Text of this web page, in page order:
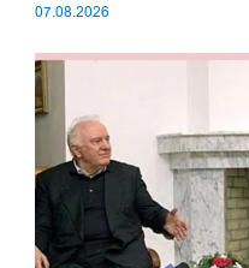
07.08.2026